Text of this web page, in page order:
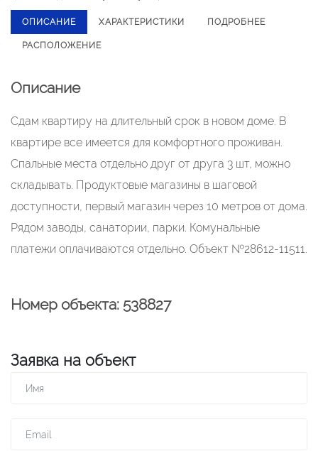
ОПИСАНИЕ ХАРАКТЕРИСТИКИ ПОДРОБНЕЕ
РАСПОЛОЖЕНИЕ
Описание
Сдам квартиру на длительный срок в новом доме. В
квартире все имеется для комфортного проживан.
Спальные места отдельно друг от друга 3 шт, можно
складывать. Продуктовые магазины в шаговой
доступности, первый магазин через 10 метров от дома.
Рядом заводы, санатории, парки. Комунальные
платежи оплачиваются отдельно. Объект №28612-11511.
Номер объекта: 538827
Заявка на объект